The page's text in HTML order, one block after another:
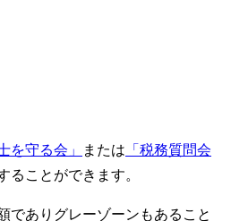
を守る会」 または 「税務質問会
ることができます。
でありグレーゾーンもあること